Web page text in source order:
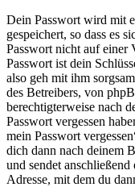
Dein Passwort wird mit
gespeichert, so dass es
Passwort nicht auf einer
Passwort ist dein
also geh mit ihm
des Betreibers, von
berechtigterweise nach
Passwort vergessen
mein Passwort
dich dann nach deinem
und sendet anschließend
Adresse, mit dem du